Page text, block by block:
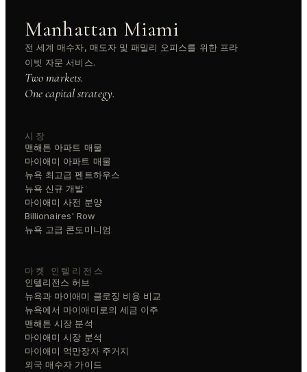
Manhattan Miami
전 세계 매수자, 매도자 및 패밀리 오피스를 위한 프라
이빗 자문 서비스.
Two markets.
One capital strategy.
시장
맨해튼 아파트 매물
마이애미 아파트 매물
뉴욕 최고급 펜트하우스
뉴욕 신규 개발
마이애미 사전 분양
Billionaires' Row
뉴욕 고급 콘도미니엄
마켓 인텔리전스
인텔리전스 허브
뉴욕과 마이애미 클로징 비용 비교
뉴욕에서 마이애미로의 세금 이주
맨해튼 시장 분석
마이애미 시장 분석
마이애미 억만장자 주거지
외국 매수자 가이드